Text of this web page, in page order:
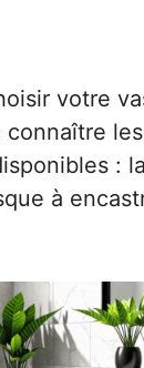
votre
connaître
:
à